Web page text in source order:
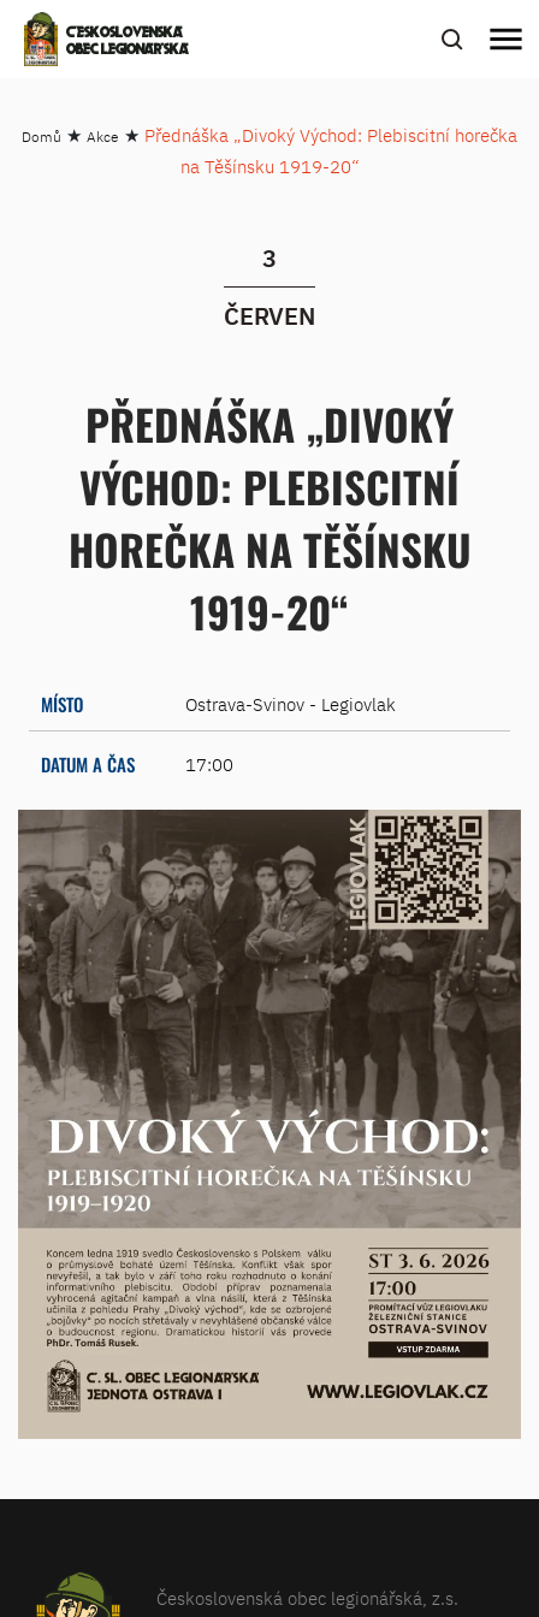
ČESKOSLOVENSKÁ
OBEC LEGIONÁŘSKÁ
menu
Domů ★ Akce ★ Přednáška „Divoký Východ: Plebiscitní horečka
na Těšínsku 1919-20“
3
ČERVEN
PŘEDNÁŠKA „DIVOKÝ
VÝCHOD: PLEBISCITNÍ
HOREČKA NA TĚŠÍNSKU
1919-20“
MÍSTO Ostrava-Svinov - Legiovlak
DATUM A ČAS 17:00
Československá obec legionářská, z.s.